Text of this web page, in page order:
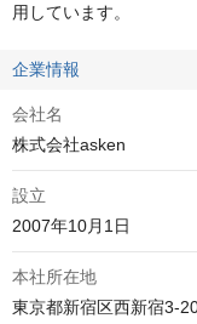
用しています。
企業情報
会社名
株式会社asken
設立
2007年10月1日
本社所在地
東京都新宿区西新宿3-